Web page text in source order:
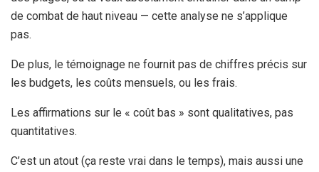
de combat de haut niveau — cette analyse ne s’applique
pas.
De plus, le témoignage ne fournit pas de chiffres précis sur
les budgets, les coûts mensuels, ou les frais.
Les affirmations sur le « coût bas » sont qualitatives, pas
quantitatives.
C’est un atout (ça reste vrai dans le temps), mais aussi une